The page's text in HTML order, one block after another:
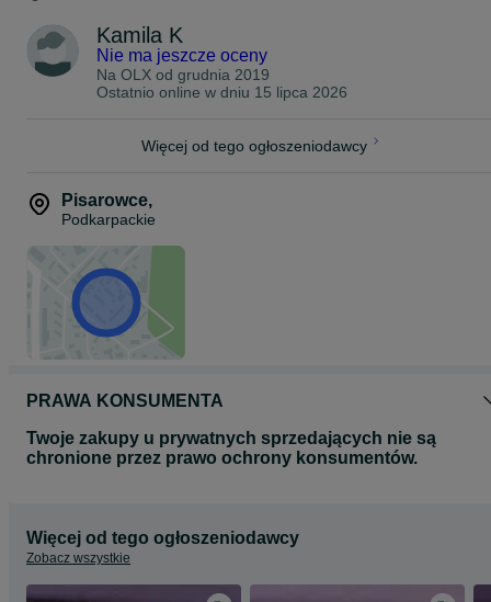
Kamila K
Nie ma jeszcze oceny
Na OLX od grudnia 2019
Ostatnio online w dniu 15 lipca 2026
Więcej od tego ogłoszeniodawcy
Pisarowce,
Podkarpackie
PRAWA KONSUMENTA
Twoje zakupy u prywatnych sprzedających nie są
chronione przez prawo ochrony konsumentów.
Więcej od tego ogłoszeniodawcy
Zobacz wszystkie